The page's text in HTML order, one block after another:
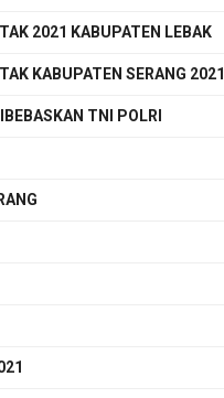
2021 KABUPATEN LEBAK
KABUPATEN SERANG 2021
TNI POLRI